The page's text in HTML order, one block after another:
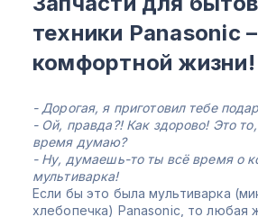
техники Panasonic
комфортной жизни!
- Дорогая, я приготовил тебе
- Ой, правда?! Как здорово! Это
время думаю?
- Ну, думаешь-то ты всё время о
мультиварка!
Если бы это была мультиварка
хлебопечка) Panasonic, то любая